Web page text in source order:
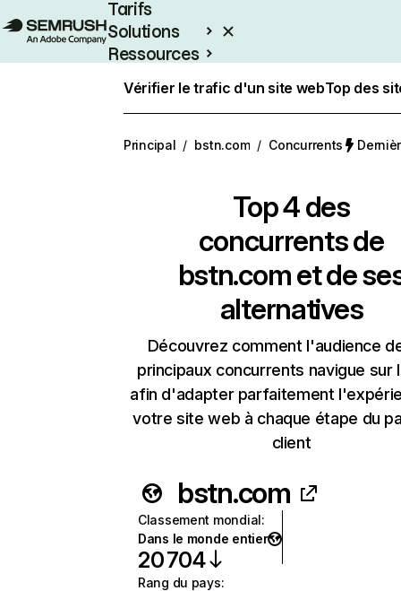
Tarifs
Solutions
Ressources
Vérifier le trafic d'un site webTop des
Principal / bstn.com / Concurrents
Top 4 des
concurrents de
bstn.com et de
alternatives
Découvrez comment l'audience
principaux concurrents navigue sur
afin d'adapter parfaitement
votre site web à chaque étape du
client
bstn.com
Classement mondial:
Dans le monde entier
20 704
Rang du pays: